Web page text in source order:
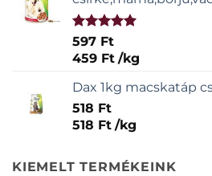
Értékelés:
5.00/ 5
597 Ft
459 Ft /kg
Dax 1kg macskatáp
518 Ft
518 Ft /kg
KIEMELT TERMÉKEINK